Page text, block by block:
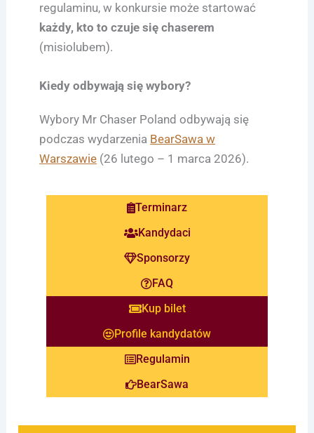
regulaminu, w konkursie może startować
każdy, kto to czuje się chaserem
(misiolubem).
Kiedy odbywają się wybory?
Wybory Mr Chaser Poland odbywają się
podczas wydarzenia BearSawa w
Warszawie (26 lutego – 1 marca 2026).
Terminarz
Kandydaci
Sponsorzy
FAQ
Kup bilet
Profile kandydatów
Regulamin
BearSawa